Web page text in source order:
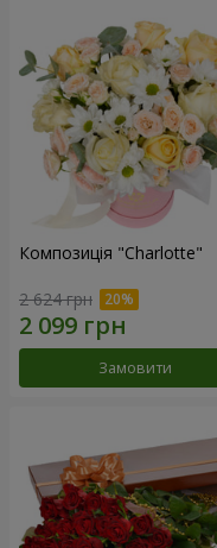
Композиція "Charlotte"
2 624 грн
Замовити